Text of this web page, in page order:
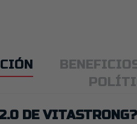
DE VITASTRONG?